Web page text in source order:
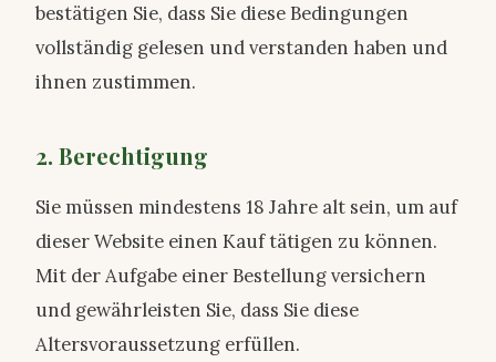
bestätigen Sie, dass Sie diese Bedingungen
vollständig gelesen und verstanden haben und
ihnen zustimmen.
2. Berechtigung
Sie müssen mindestens 18 Jahre alt sein, um auf
dieser Website einen Kauf tätigen zu können.
Mit der Aufgabe einer Bestellung versichern
und gewährleisten Sie, dass Sie diese
Altersvoraussetzung erfüllen.